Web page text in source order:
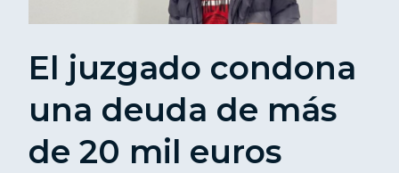
El juzgado condona
una deuda de más
de 20 mil euros